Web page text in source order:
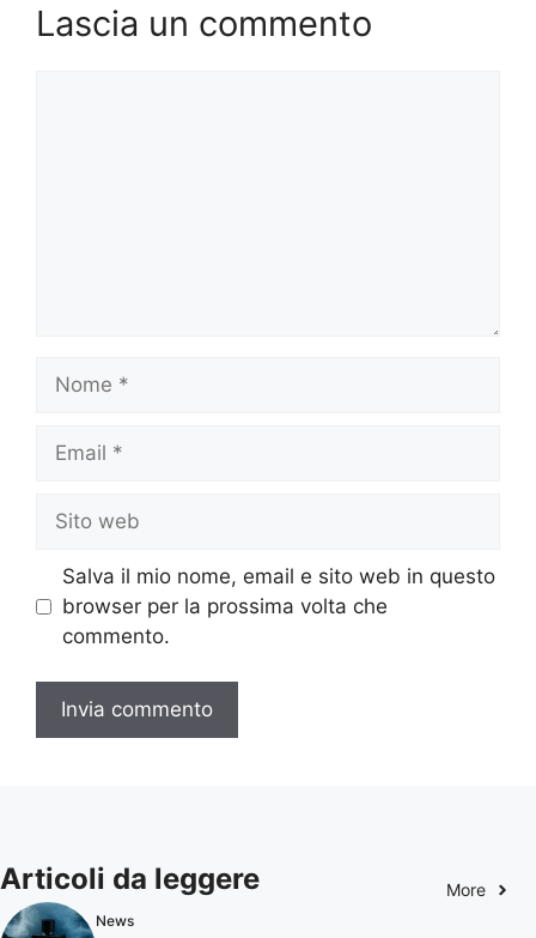
Lascia un commento
web
Salva il mio nome, email e sito web in questo
browser per la prossima volta che
commento.
Articoli da leggere More
News